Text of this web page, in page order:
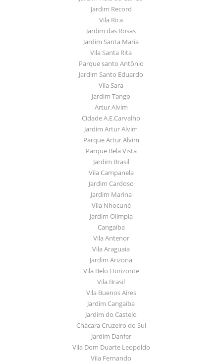
Jardim Record
Vila Rica
Jardim das Rosas
Jardim Santa Maria
Vila Santa Rita
Parque santo Antônio
Jardim Santo Eduardo
Vila Sara
Jardim Tango
Artur Alvim
Cidade A.E.Carvalho
Jardim Artur Alvim
Parque Artur Alvim
Parque Bela Vista
Jardim Brasil
Vila Campanela
Jardim Cardoso
Jardim Marina
Vila Nhocuné
Jardim Olímpia
Cangaíba
Vila Antenor
Vila Araguaia
Jardim Arizona
Vila Belo Horizonte
Vila Brasil
Vila Buenos Aires
Jardim Cangaíba
Jardim do Castelo
Chácara Cruzeiro do Sul
Jardim Danfer
Vila Dom Duarte Leopoldo
Vila Fernando